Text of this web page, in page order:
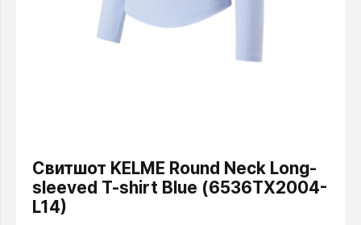
Свитшот KELME Round Neck Long-
sleeved T-shirt Blue (6536TX2004-
L14)